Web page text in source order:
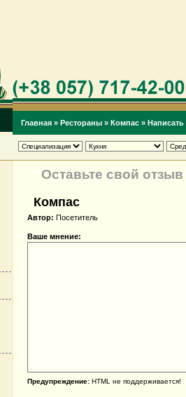
Главная » Рестораны » Компас » Написать
Оставьте свой отзыв
Компас
Автор: Посетитель
Ваше мнение:
Предупреждение: HTML не поддерживается!